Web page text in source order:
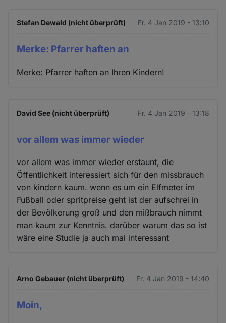
Stefan Dewald (nicht überprüft) Fr. 4 Jan 2019 - 13:10
Merke: Pfarrer haften an
Merke: Pfarrer haften an Ihren Kindern!
David See (nicht überprüft) Fr. 4 Jan 2019 - 13:18
vor allem was immer wieder
vor allem was immer wieder erstaunt, die
Öffentlichkeit interessiert sich für den missbrauch
von kindern kaum. wenn es um ein Elfmeter im
Fußball oder spritpreise geht ist der aufschrei in
der Bevölkerung groß und den mißbrauch nimmt
man kaum zur Kenntnis. darüber warum das so ist
wäre eine Studie ja auch mal interessant
Arno Gebauer (nicht überprüft) Fr. 4 Jan 2019 - 14:40
Moin,